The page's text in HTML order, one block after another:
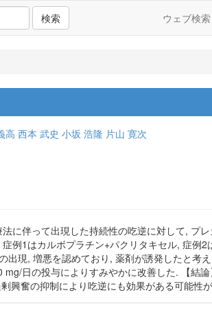
検索 ウェブ検索
高 西本 武史 小坂 浩隆 片山 寛次
に伴って出現した持続性の吃逆に対して, プ
例1はカルボプラチン+パクリタキセル, 症例2
現, 増悪を認めており, 薬剤が誘発したと考
日の投与によりすみやかに改善した. 【結
興奮の抑制により吃逆にも効果がある可能性